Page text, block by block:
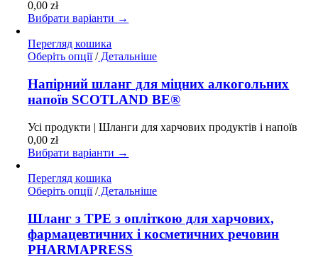
на
товару
0,00zł
Вибрати варіанти →
Перегляд кошика
Оберіть опції Цей
має
кілька
варіантів.
можна
на
товару
/Детальніше
Напірний шланг для міцних алкогольних
напоїв SCOTLAND BE®
Усі продукти | Шланги для харчових продуктів і напоїв
0,00zł
Вибрати варіанти →
Перегляд кошика
Оберіть опції Цей
має
кілька
варіантів.
Параметри
/Детальніше
Шланг з TPE з опліткою для харчових,
фармацевтичних і косметичних речовин
PHARMAPRESS